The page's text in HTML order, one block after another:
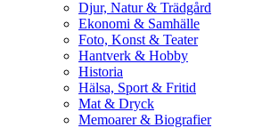
Djur, Natur & Trädgård
Ekonomi & Samhälle
Foto, Konst & Teater
Hantverk & Hobby
Historia
Hälsa, Sport & Fritid
Mat & Dryck
Memoarer & Biografier